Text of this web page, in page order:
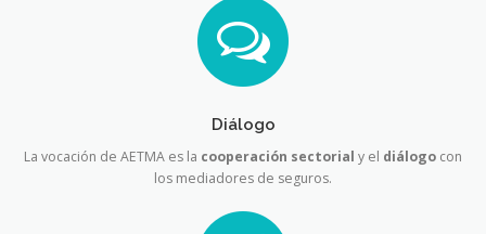
Diálogo
La vocación de AETMA es la cooperación sectorial y el diálogo con
los mediadores de seguros.